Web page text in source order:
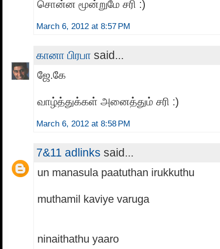
சொன்ன மூன்றுமே சரி :)
March 6, 2012 at 8:57 PM
கானா பிரபா said...
ஜே.கே
வாழ்த்துக்கள் அனைத்தும் சரி :)
March 6, 2012 at 8:58 PM
7&11 adlinks said...
un manasula paatuthan irukkuthu
muthamil kaviye varuga
ninaithathu yaaro